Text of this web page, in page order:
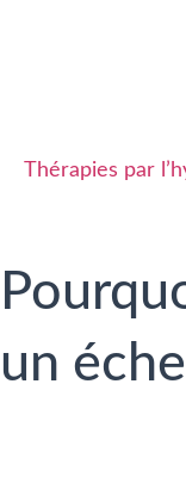
Thérapies par
un